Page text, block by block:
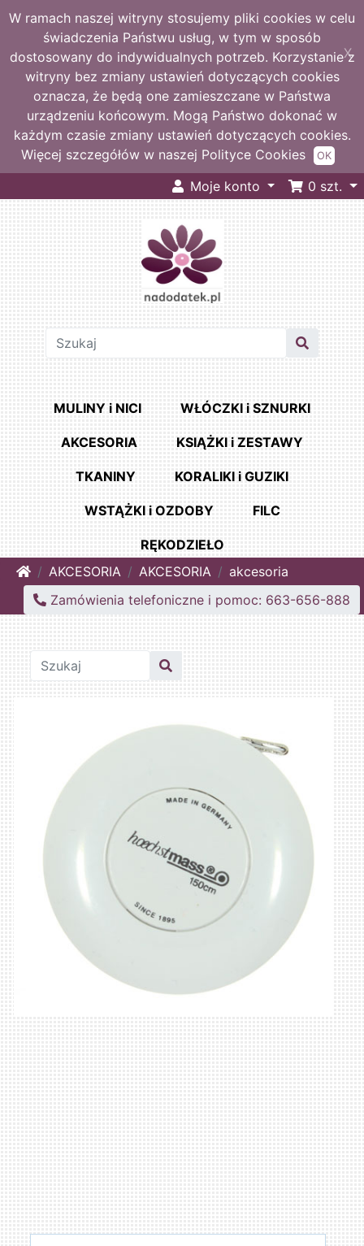
W ramach naszej witryny stosujemy pliki cookies w celu
świadczenia Państwu usług, w tym w sposób
dostosowany do indywidualnych potrzeb. Korzystanie z
witryny bez zmiany ustawień dotyczących cookies
oznacza, że będą one zamieszczane w Państwa
urządzeniu końcowym. Mogą Państwo dokonać w
każdym czasie zmiany ustawień dotyczących cookies.
Więcej szczegółów w naszej Polityce Cookies
X
OK
Moje konto 0 szt.
MULINY i NICI WŁÓCZKI i SZNURKI
AKCESORIA KSIĄŻKI i ZESTAWY
TKANINY KORALIKI i GUZIKI
WSTĄŻKI i OZDOBY FILC
RĘKODZIEŁO
HomeAKCESORIA AKCESORIA
akcesoria
Zamówienia telefoniczne i pomoc: 663-656-888